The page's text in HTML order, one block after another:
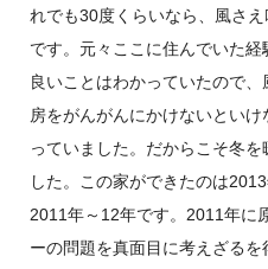
れでも30度くらいなら、風さ
です。元々ここに住んでいた
良いことはわかっていたので
房をがんがんにかけないとい
っていました。だからこそ冬
した。この家ができたのは
2011年～12年です。2011年に
ーの問題を真面目に考えざる